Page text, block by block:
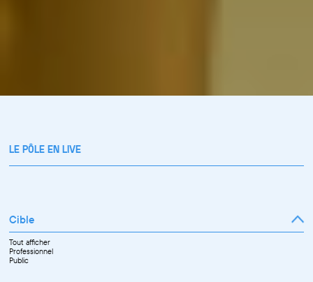
LE PÔLE EN LIVE
Cible
Tout afficher
Professionnel
Public